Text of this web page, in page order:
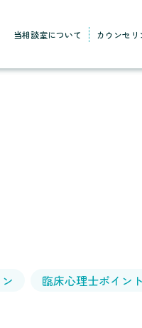
当相談室について カウンセリ
臨床心理士ポイント